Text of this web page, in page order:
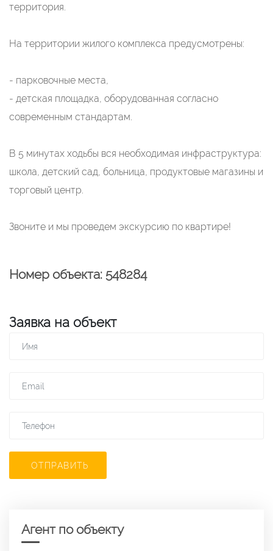
территория.
На территории жилого комплекса предусмотрены:
- парковочные места,
- детская площадка, оборудованная согласно
современным стандартам.
В 5 минутах ходьбы вся необходимая инфраструктура:
школа, детский сад, больница, продуктовые магазины и
торговый центр.
Звоните и мы проведем экскурсию по квартире!
Номер объекта: 548284
Заявка на объект
ОТПРАВИТЬ
Агент по объекту